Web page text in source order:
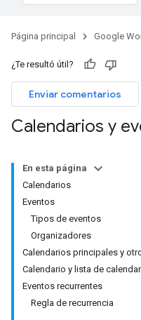
Página principal Google
¿Te resultó útil?
Enviar comentarios
Calendarios y
En esta página
Calendarios
Eventos
Tipos de eventos
Organizadores
Calendarios principales y
Calendario y lista de
Eventos recurrentes
Regla de recurrencia